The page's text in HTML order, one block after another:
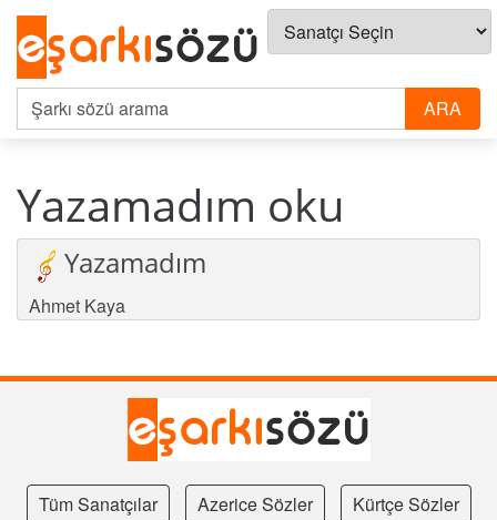
Yazamadım oku
Yazamadım
Ahmet Kaya
Tüm Sanatçılar Azerice Sözler
Kürtçe Sözler